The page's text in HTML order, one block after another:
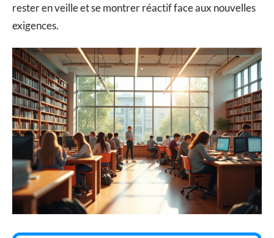
rester en veille et se montrer réactif face aux nouvelles
exigences.